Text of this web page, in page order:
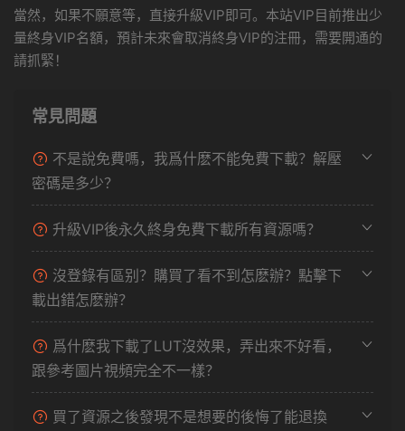
當然，如果不願意等，直接升級VIP即可。本站VIP目前推出少
量終身VIP名額，預計未來會取消終身VIP的注冊，需要開通的
請抓緊！
常見問題
不是說免費嗎，我爲什麽不能免費下載？解壓
密碼是多少？
升級VIP後永久終身免費下載所有資源嗎？
沒登錄有區别？購買了看不到怎麽辦？點擊下
載出錯怎麽辦？
爲什麽我下載了LUT沒效果，弄出來不好看，
跟參考圖片視頻完全不一樣？
買了資源之後發現不是想要的後悔了能退換